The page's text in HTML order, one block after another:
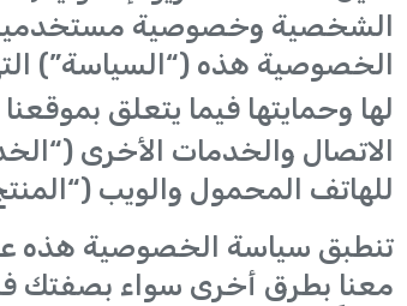
الشخصية وخصوصية
الخصوصية هذه (“السياسة”)
لها وحمايتها فيما يتعلق بموقعنا
للهاتف المحمول والويب
تنطبق سياسة الخصوصية هذه
معنا بطرق أخرى سواء بصفتك